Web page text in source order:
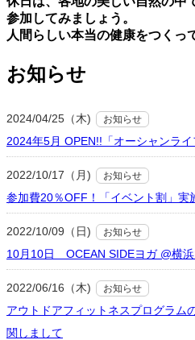
参加してみましょう。
⼈間らしい本当の健康をつくっ
お知らせ
2024/04/25（木) お知らせ
2024年5月 OPEN!!「オーシャンライ
2022/10/17（月) お知らせ
参加費20％OFF！「イベント割」実
2022/10/09（日) お知らせ
10月10日 OCEAN SIDEヨガ @横
2022/06/16（木) お知らせ
アウトドアフィットネスプログラム
関しまして